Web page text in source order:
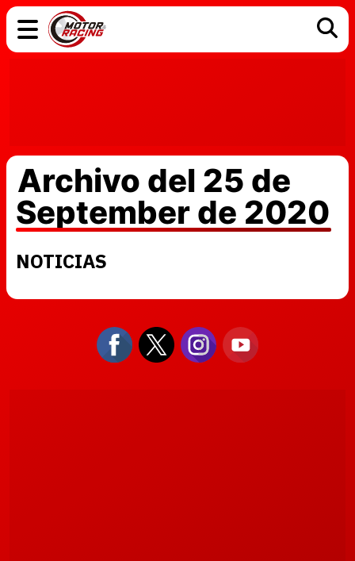
Archivo del 25 de
September de 2020
NOTICIAS